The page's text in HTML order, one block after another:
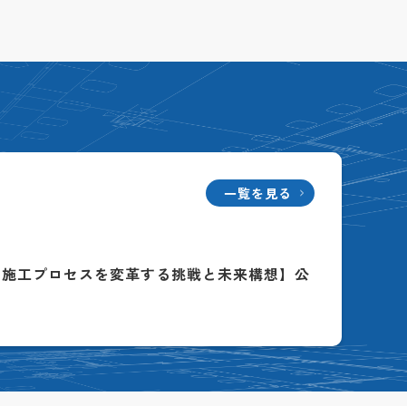
一覧を見る
工プロセスを変革する挑戦と未来構想】公